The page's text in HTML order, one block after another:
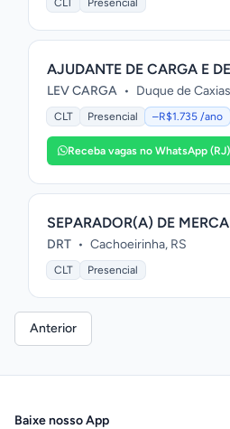
CLT Presencial
AJUDANTE DE CARGA E
LEV CARGA • Duque de
CLT Presencial –R$1.735 /ano
Receba vagas no WhatsApp (RJ)
SEPARADOR(A) DE
DRT • Cachoeirinha, RS
CLT Presencial
Anterior
Baixe nosso App